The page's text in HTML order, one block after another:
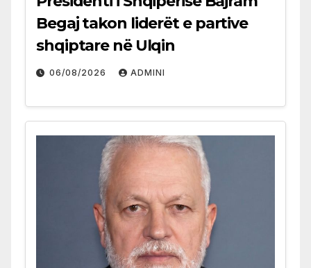
Begaj takon liderët e partive
shqiptare në Ulqin
06/08/2026 ADMINI